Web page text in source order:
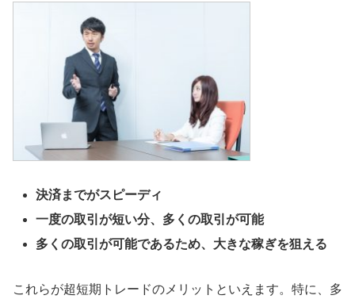
決済までがスピーディ
一度の取引が短い分、多くの取引が可能
多くの取引が可能であるため、大きな稼ぎを狙える
これらが超短期トレードのメリットといえます。特に、多